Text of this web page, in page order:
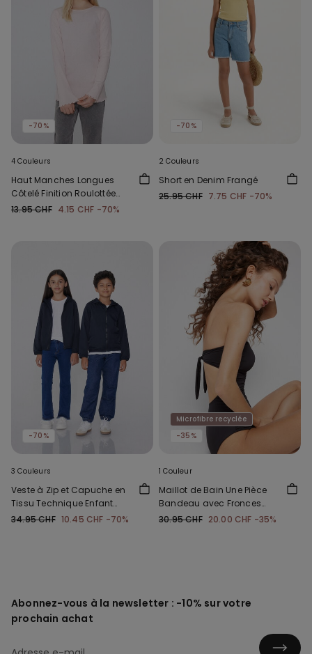
-70%
4 Couleurs
Haut Manches Longues
Côtelé Finition Roulottée
Col Rond Fille
13.95 CHF 4.15 CHF -70%
-70%
2 Couleurs
Short en Denim Frangé
25.95 CHF 7.75 CHF -70%
-70%
3 Couleurs
Veste à Zip et Capuche en
Tissu Technique Enfant
Unisexe
34.95 CHF 10.45 CHF -70%
Microfibre recyclée
-35%
1 Couleur
Maillot de Bain Une Pièce
Bandeau avec Fronces
Microfibre Recyclée
30.95 CHF 20.00 CHF -35%
Abonnez-vous à la newsletter : -10% sur votre
prochain achat